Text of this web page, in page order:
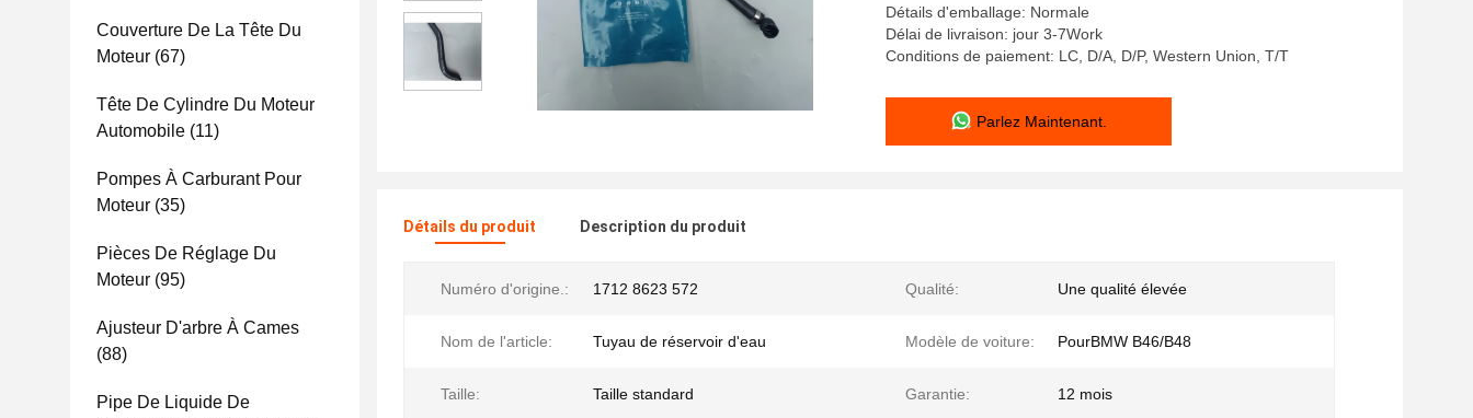
Couverture De La Tête Du
Moteur (67)
Tête De Cylindre Du Moteur
Automobile (11)
Pompes À Carburant Pour
Moteur (35)
Pièces De Réglage Du
Moteur (95)
Ajusteur D'arbre À Cames
(88)
Pipe De Liquide De
Détails d'emballage: Normale
Délai de livraison: jour 3-7Work
Conditions de paiement: LC, D/A, D/P, Western Union, T/T
Parlez Maintenant.
Détails du produit Description du produit
Numéro d'origine.: 1712 8623 572 Qualité: Une qualité élevée
Nom de l'article: Tuyau de réservoir d'eau Modèle de voiture: PourBMW B46/B48
Taille: Taille standard Garantie: 12 mois